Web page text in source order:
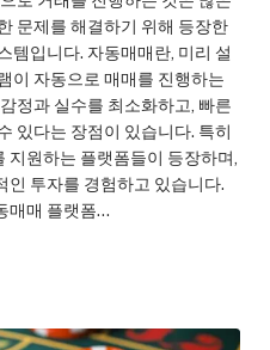
문제를 해결하기 위해 등장한
템입니다. 자동매매란, 미리 설
이 자동으로 매매를 진행하는
정과 실수를 최소화하고, 빠른
있다는 장점이 있습니다. 특히
원하는 플랫폼들이 등장하며,
인 투자를 경험하고 있습니다.
매매 플랫폼…